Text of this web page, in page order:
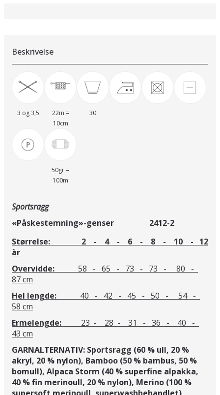
Beskrivelse
3 og 3,5
22m =
10cm
30
50gr =
100m
Sportsragg
«Påskestemning»-genser 2412-2
Størrelse: 2 - 4 - 6 - 8 - 10 - 12
år
Overvidde:
58 - 65 - 73 - 73 - 80 -
87 cm
Hel lengde: 40 - 42 - 45 - 50 - 54 -
58 cm
Ermelengde: 23 - 28 - 31 - 36 - 40 -
43 cm
GARNALTERNATIV: Sportsragg (60 % ull, 20 %
akryl, 20 % nylon), Bamboo (50 % bambus, 50 %
bomull), Alpaca Storm (40 % superfine alpakka,
40 % fin merinoull, 20 % nylon), Merino (100 %